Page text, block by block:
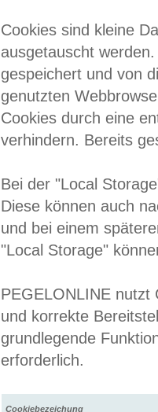
Cookies sind kleine
ausgetauscht
gespeichert und von
genutzten
Cookies durch eine
verhindern. Bereits
Bei der "Local
Diese können auch
und bei einem
"Local Storage"
PEGELONLINE nutzt
und korrekte
grundlegende
erforderlich.
Cookiebezeichung